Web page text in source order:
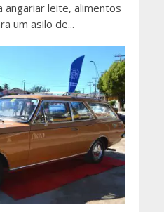
angariar leite, alimentos
um asilo de...